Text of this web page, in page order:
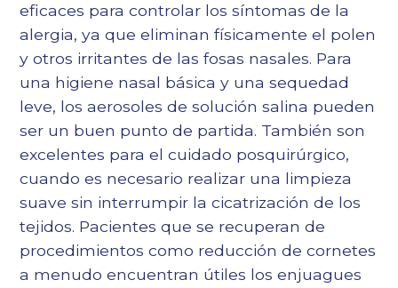
eficaces para controlar los síntomas de la
alergia, ya que eliminan físicamente el polen
y otros irritantes de las fosas nasales. Para
una higiene nasal básica y una sequedad
leve, los aerosoles de solución salina pueden
ser un buen punto de partida. También son
excelentes para el cuidado posquirúrgico,
cuando es necesario realizar una limpieza
suave sin interrumpir la cicatrización de los
tejidos. Pacientes que se recuperan de
procedimientos como reducción de cornetes
a menudo encuentran útiles los enjuagues